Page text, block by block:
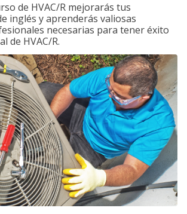
de HVAC/R mejorarás tus
inglés y aprenderás valiosas
necesarias para tener éxito
de HVAC/R.